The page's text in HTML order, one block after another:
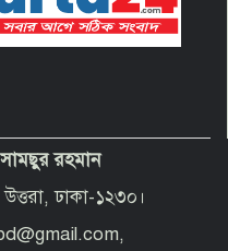
হোক, তার কোনো ছাড় নয়”—
নবাগত পুলিশ সুপার
রহমান
ঢাকা-১২৩০।